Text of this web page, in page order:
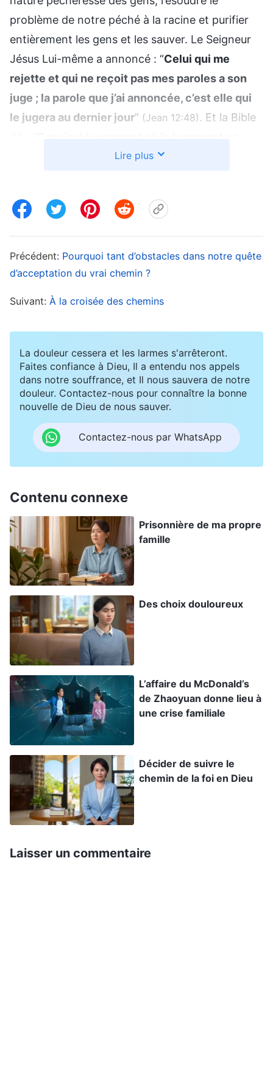
problème de notre péché à la racine et purifier
entièrement les gens et les sauver. Le Seigneur
Jésus Lui-même a annoncé : “Celui qui me
rejette et qui ne reçoit pas mes paroles a son
juge ; la parole que j’ai annoncée, c’est elle qui
le jugera au dernier jour” (Jean 12:48) . Et la Bible
commencer par la maison de Dieu
ce à dire que l’œuvre de rédemption du Seigneur
Jésus serait insignifiante ? Serait-elle vaine ? »
En entendant mon frère parler ainsi, j’ai été un
peu anxieux. Comment pouvais-je échanger de
manière à ce qu’il puisse comprendre l’œuvre de
alors que j’ai pensé à un passage desparoles de
Dieu Tout-Puissant. « Bien que Jésus ait
beaucoup œuvré parmi les hommes, Il n’a fait
que parachever la rédemption de toute
l’humanité et est devenu le sacrifice d’expiation
de l’homme ; Il n’a pas débarrassé l’homme de
tout son tempérament corrompu. Sauver
entièrement l’homme de l’influence de Satan
devienne le sacrifice d’expiation et qu’Il porte
les péchés de l’homme, mais aussi que Dieu
œuvre de façon plus grande encore pour
entièrement débarrasser l’homme de son
tempérament corrompu par Satan. Et donc, à
présent que l’homme a été pardonné pour ses
péchés, Dieu est redevenu chair pour conduire
l’homme dans la nouvelle ère et a commencé
l’œuvre du châtiment et du jugement. Cette
œuvre a mené l’homme dans un domaine plus
élevé. Tous ceux qui se soumettent à Sa
domination jouiront d’une vérité supérieure et
recevront de bien meilleures bénédictions. Ils
vivront véritablement dans la lumière et
gagneront la vérité, le chemin et la vie»(«
Préface », dans La Parole, vol. 1, « L’apparition et
l’œuvre de Dieu »). Ces paroles de Dieu ont rendu
« Que Dieu revienne dans les derniers jours
Lire plus
Précédent: Pourquoi tant d’obstacles dans notre quête
d’acceptation du vrai chemin ?
Suivant: À la croisée des chemins
La douleur cessera et les larmes s'arrêteront.
Faites confiance à Dieu, Il a entendu nos appels
dans notre souffrance, et Il nous sauvera de notre
douleur. Contactez-nous pour connaître la bonne
nouvelle de Dieu de nous sauver.
Contactez-nous par WhatsApp
Contenu connexe
Prisonnière de ma propre
famille
Des choix douloureux
L’affaire du McDonald’s
de Zhaoyuan donne lieu à
une crise familiale
Décider de suivre le
chemin de la foi en Dieu
Laisser un commentaire